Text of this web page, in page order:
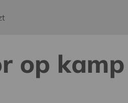
op kamp